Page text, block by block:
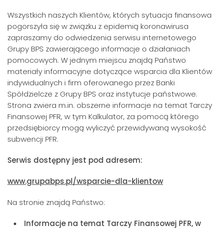
Wszystkich naszych Klientów, których sytuacja finansowa
pogorszyła się w związku z epidemią koronawirusa
zapraszamy do odwiedzenia serwisu internetowego
Grupy BPS zawierającego informacje o działaniach
pomocowych. W jednym miejscu znajdą Państwo
materiały informacyjne dotyczące wsparcia dla Klientów
indywidualnych i firm oferowanego przez Banki
Spółdzielcze z Grupy BPS oraz instytucje państwowe.
Strona zwiera m.in. obszerne informacje na temat Tarczy
Finansowej PFR, w tym Kalkulator, za pomocą którego
przedsiębiorcy mogą wyliczyć przewidywaną wysokość
subwencji PFR.
Serwis dostępny jest pod adresem:
www.grupabps.pl/wsparcie-dla-klientow
Na stronie znajdą Państwo:
Informacje na temat Tarczy Finansowej PFR, w